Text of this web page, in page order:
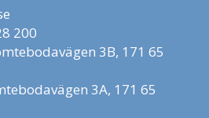
200
3B, 171 65
3A, 171 65